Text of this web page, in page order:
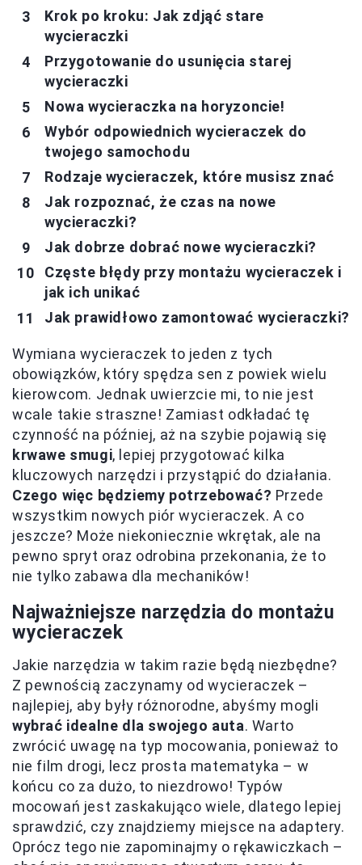
Krok po kroku: Jak zdjąć stare
wycieraczki
Przygotowanie do usunięcia starej
wycieraczki
Nowa wycieraczka na horyzoncie!
Wybór odpowiednich wycieraczek do
twojego samochodu
Rodzaje wycieraczek, które musisz znać
Jak rozpoznać, że czas na nowe
wycieraczki?
Jak dobrze dobrać nowe wycieraczki?
Częste błędy przy montażu wycieraczek i
jak ich unikać
Jak prawidłowo zamontować wycieraczki?
Wymiana wycieraczek to jeden z tych
obowiązków, który spędza sen z powiek wielu
kierowcom. Jednak uwierzcie mi, to nie jest
wcale takie straszne! Zamiast odkładać tę
czynność na później, aż na szybie pojawią się
krwawe smugi, lepiej przygotować kilka
kluczowych narzędzi i przystąpić do działania.
Czego więc będziemy potrzebować? Przede
wszystkim nowych piór wycieraczek. A co
jeszcze? Może niekoniecznie wkrętak, ale na
pewno spryt oraz odrobina przekonania, że to
nie tylko zabawa dla mechaników!
Najważniejsze narzędzia do montażu
wycieraczek
Jakie narzędzia w takim razie będą niezbędne?
Z pewnością zaczynamy od wycieraczek –
najlepiej, aby były różnorodne, abyśmy mogli
wybrać idealne dla swojego auta. Warto
zwrócić uwagę na typ mocowania, ponieważ to
nie film drogi, lecz prosta matematyka – w
końcu co za dużo, to niezdrowo! Typów
mocowań jest zaskakująco wiele, dlatego lepiej
sprawdzić, czy znajdziemy miejsce na adaptery.
Oprócz tego nie zapominajmy o rękawiczkach –